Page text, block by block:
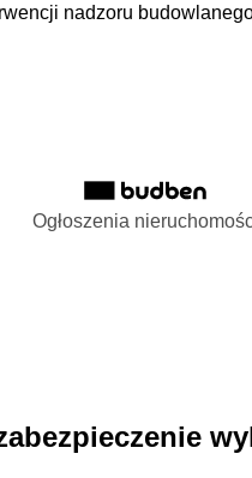
nadzoru
Ogłoszenia